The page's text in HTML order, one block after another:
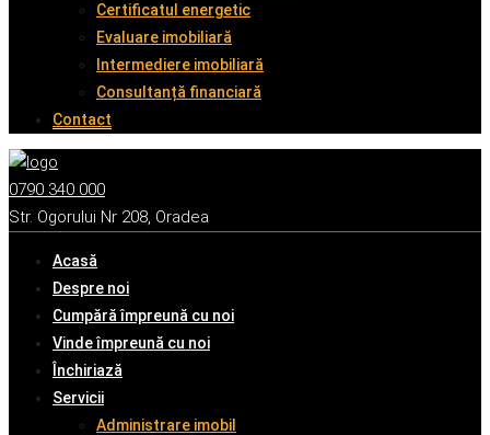
Certificatul energetic
Evaluare imobiliară
Intermediere imobiliară
Consultanță financiară
Contact
0790 340 000
Str. Ogorului Nr 208, Oradea
Acasă
Despre noi
Cumpără împreună cu noi
Vinde împreună cu noi
Închiriază
Servicii
Administrare imobil